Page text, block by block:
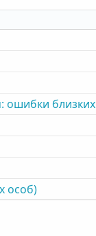
ошибки близких
особ)